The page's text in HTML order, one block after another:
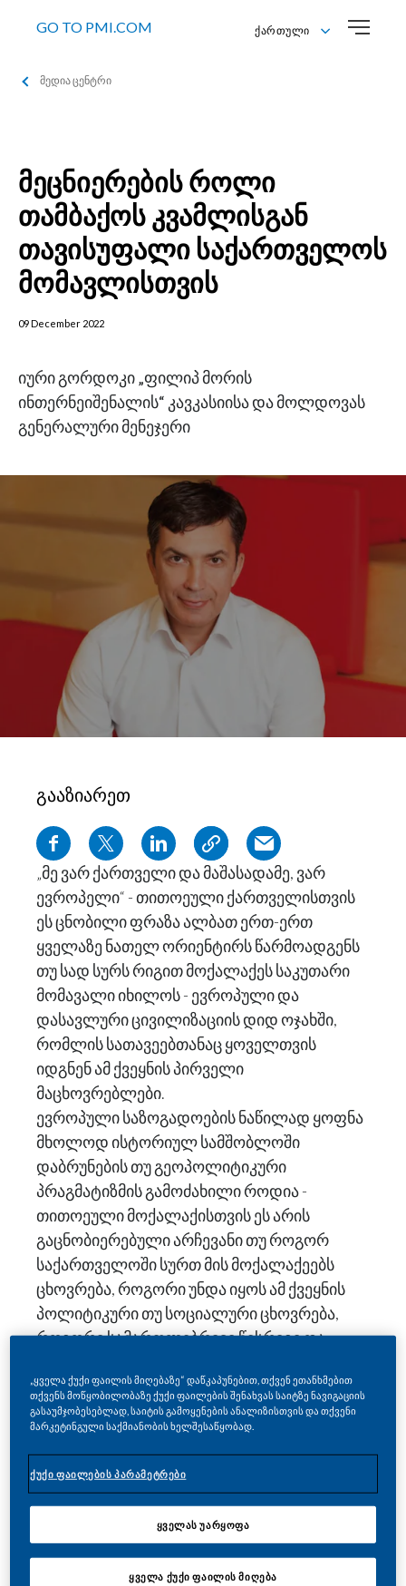
GO TO PMI.COM
Ქართული
მედია ცენტრი
მეცნიერების როლი
თამბაქოს კვამლისგან
თავისუფალი საქართველოს
მომავლისთვის
09 December 2022
იური გორდოკი „ფილიპ მორის
ინთერნეიშენალის“ კავკასიისა და მოლდოვას
გენერალური მენეჯერი
გააზიარეთ
„მე ვარ ქართველი და მაშასადამე, ვარ
ევროპელი“ - თითოეული ქართველისთვის
ეს ცნობილი ფრაზა ალბათ ერთ-ერთ
ყველაზე ნათელ ორიენტირს წარმოადგენს
თუ სად სურს რიგით მოქალაქეს საკუთარი
მომავალი იხილოს - ევროპული და
დასავლური ცივილიზაციის დიდ ოჯახში,
რომლის სათავეებთანაც ყოველთვის
იდგნენ ამ ქვეყნის პირველი
მაცხოვრებლები.
ევროპული საზოგადოების ნაწილად ყოფნა
მხოლოდ ისტორიულ სამშობლოში
დაბრუნების თუ გეოპოლიტიკური
პრაგმატიზმის გამოძახილი როდია -
თითოეული მოქალაქისთვის ეს არის
გაცნობიერებული არჩევანი თუ როგორ
საქართველოში სურთ მის მოქალაქეებს
ცხოვრება, როგორი უნდა იყოს ამ ქვეყნის
პოლიტიკური თუ სოციალური ცხოვრება,
როგორი სამართლებრივი წესრიგი და
უპირატესი. ამ ყველაფრის გარანტს კი
ქვეყნის პოლიტიკაში საზოგადოების
ხმამაღალი ანარეკლი თუ მოიტანს -
ქვაკუთხედი დემოკრატიული და
ეკონომიკური განვითარებისთვის.
ყოველი დემოკრატიული ქვეყნის მთავარი
ღირებულება ხომ ხალხის ხმა არის. ხმა,
რომელიც მკაფიოდ ისმის პოლიტიკურ
„ყველა ქუქი ფაილის მიღებაზე“ დაწკაპუნებით, თქვენ ეთანხმებით
თქვენს მოწყობილობაზე ქუქი ფაილების შენახვას საიტზე ნავიგაციის
გასაუმჯობესებლად, საიტის გამოყენების ანალიზისთვის და თქვენი
მარკეტინგული საქმიანობის ხელშესაწყობად.
ქუქი ფაილების პარამეტრები
ყველას უარყოფა
ყველა ქუქი ფაილის მიღება